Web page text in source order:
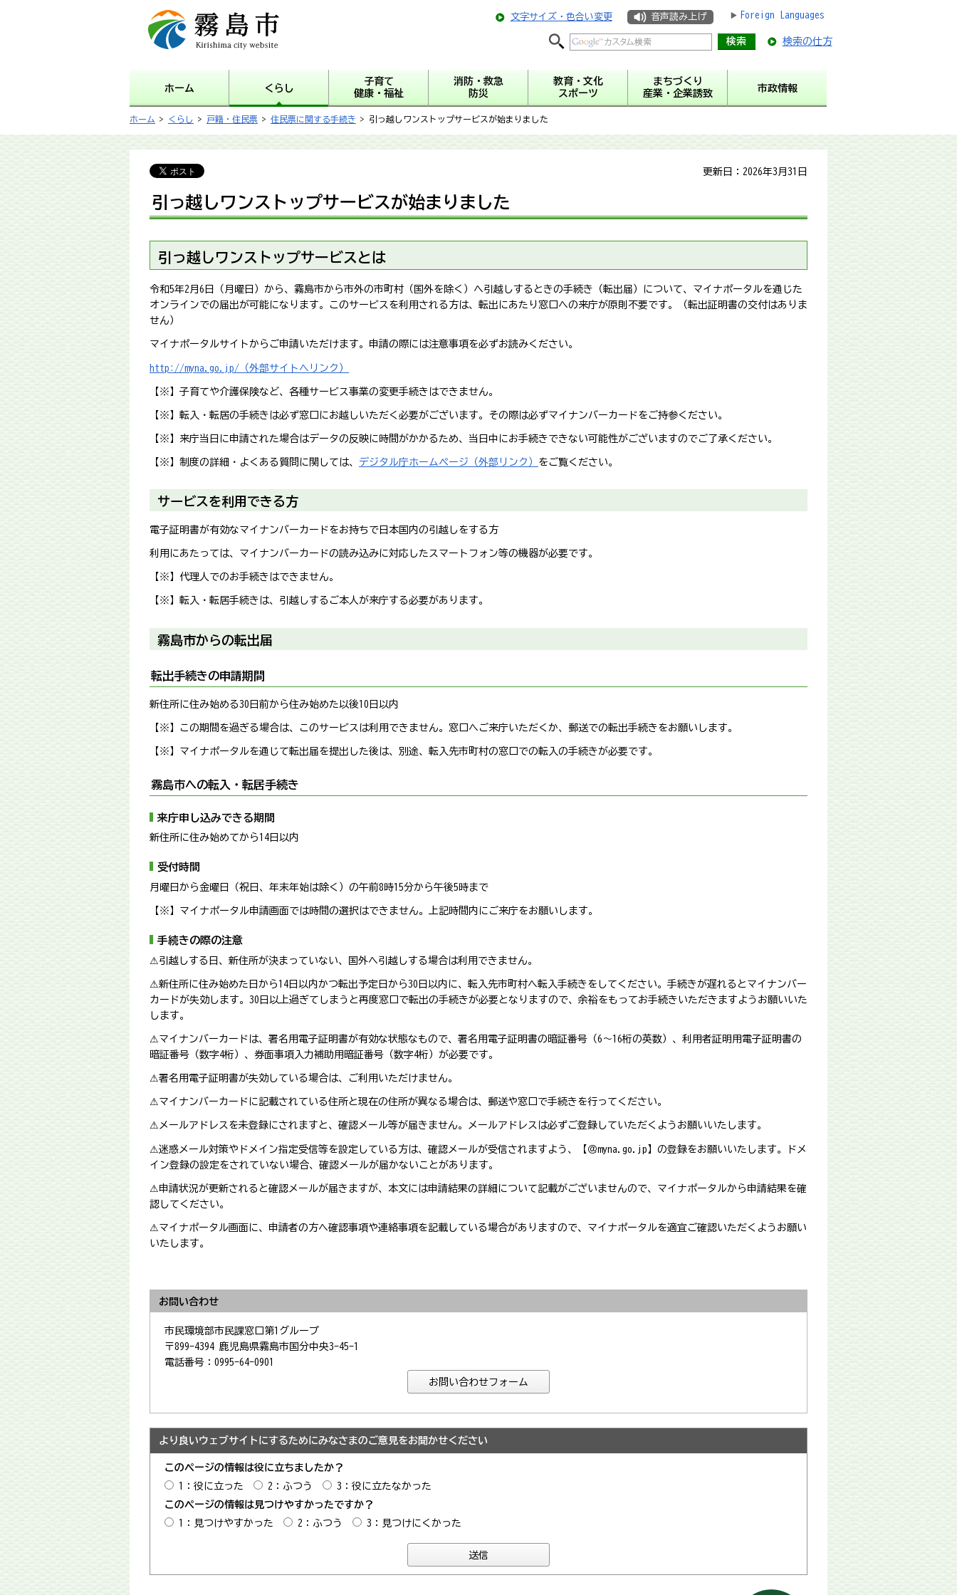
霧島市 Kirishima city
website
文字サイズ・色合い変更 音声読み上げ Foreign Languages
検索の仕方
ホーム くらし
子育て
健康・福祉
消防・救急
防災
教育・文化
スポーツ
まちづくり
産業・企業誘致
市政情報
ホーム > くらし > 戸籍・住民票 > 住民票に関する手続き > 引っ越しワンストップサービスが始まりました
更新日：2026年3月31日
引っ越しワンストップサービスが始まりました
引っ越しワンストップサービスとは
令和5年2月6日（月曜日）から、霧島市から市外の市町村（国外を除く）へ引越しするときの手続き（転出届）について、マイナポータルを通じた
オンラインでの届出が可能になります。このサービスを利用される方は、転出にあたり窓口への来庁が原則不要です。（転出証明書の交付はありま
せん）
マイナポータルサイトからご申請いただけます。申請の際には注意事項を必ずお読みください。
http://myna.go.jp/（外部サイトへリンク）
【※】子育てや介護保険など、各種サービス事業の変更手続きはできません。
【※】転入・転居の手続きは必ず窓口にお越しいただく必要がございます。その際は必ずマイナンバーカードをご持参ください。
【※】来庁当日に申請された場合はデータの反映に時間がかかるため、当日中にお手続きできない可能性がございますのでご了承ください。
【※】制度の詳細・よくある質問に関しては、 デジタル庁ホームページ（外部リンク） をご覧ください。
サービスを利用できる方
電子証明書が有効なマイナンバーカードをお持ちで日本国内の引越しをする方
利用にあたっては、マイナンバーカードの読み込みに対応したスマートフォン等の機器が必要です。
【※】代理人でのお手続きはできません。
【※】転入・転居手続きは、引越しするご本人が来庁する必要があります。
霧島市からの転出届
転出手続きの申請期間
新住所に住み始める30日前から住み始めた以後10日以内
【※】この期間を過ぎる場合は、このサービスは利用できません。窓口へご来庁いただくか、郵送での転出手続きをお願いします。
【※】マイナポータルを通じて転出届を提出した後は、別途、転入先市町村の窓口での転入の手続きが必要です。
霧島市への転入・転居手続き
来庁申し込みできる期間
新住所に住み始めてから14日以内
受付時間
月曜日から金曜日（祝日、年末年始は除く）の午前8時15分から午後5時まで
【※】マイナポータル申請画面では時間の選択はできません。上記時間内にご来庁をお願いします。
手続きの際の注意
⚠引越しする日、新住所が決まっていない、国外へ引越しする場合は利用できません。
⚠新住所に住み始めた日から14日以内かつ転出予定日から30日以内に、転入先市町村へ転入手続きをしてください。手続きが遅れるとマイナンバー
カードが失効します。30日以上過ぎてしまうと再度窓口で転出の手続きが必要となりますので、余裕をもってお手続きいただきますようお願いいた
します。
⚠マイナンバーカードは、署名用電子証明書が有効な状態なもので、署名用電子証明書の暗証番号（6～16桁の英数）、利用者証明用電子証明書の
暗証番号（数字4桁）、券面事項入力補助用暗証番号（数字4桁）が必要です。
⚠署名用電子証明書が失効している場合は、ご利用いただけません。
⚠マイナンバーカードに記載されている住所と現在の住所が異なる場合は、郵送や窓口で手続きを行ってください。
⚠メールアドレスを未登録にされますと、確認メール等が届きません。メールアドレスは必ずご登録していただくようお願いいたします。
⚠迷惑メール対策やドメイン指定受信等を設定している方は、確認メールが受信されますよう、【＠myna.go.jp】の登録をお願いいたします。ドメ
イン登録の設定をされていない場合、確認メールが届かないことがあります。
⚠申請状況が更新されると確認メールが届きますが、本文には申請結果の詳細について記載がございませんので、マイナポータルから申請結果を確
認してください。
⚠マイナポータル画面に、申請者の方へ確認事項や連絡事項を記載している場合がありますので、マイナポータルを適宜ご確認いただくようお願い
いたします。
お問い合わせ
市民環境部市民課窓口第1グループ
〒899-4394 鹿児島県霧島市国分中央3-45-1
電話番号：0995-64-0901
より良いウェブサイトにするためにみなさまのご意見をお聞かせください
このページの情報は役に立ちましたか？
1：役に立った
2：ふつう
3：役に立たなかった
このページの情報は見つけやすかったですか？
1：見つけやすかった
2：ふつう 3：見つけにくかった